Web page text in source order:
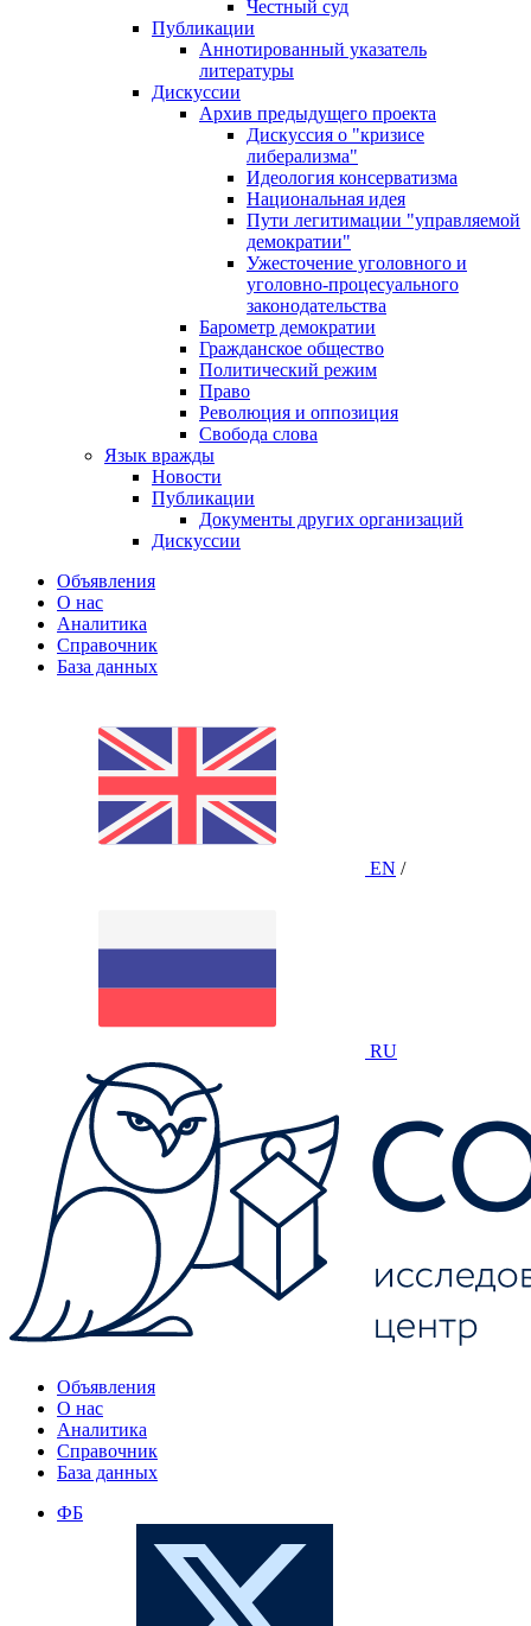
Честный суд
Публикации
Аннотированный указатель
литературы
Дискуссии
Архив предыдущего проекта
Дискуссия о "кризисе
либерализма"
Идеология консерватизма
Национальная идея
Пути легитимации "управляемой
демократии"
Ужесточение уголовного и
уголовно-процесуального
законодательства
Барометр демократии
Гражданское общество
Политический режим
Право
Революция и оппозиция
Свобода слова
Язык вражды
Новости
Публикации
Документы других организаций
Дискуссии
Объявления
О нас
Аналитика
Справочник
База данных
EN /
RU
Объявления
О нас
Аналитика
Справочник
База данных
ФБ